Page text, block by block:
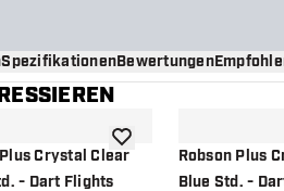
SpezifikationenBewertungen
Crystal Clear
- Dart Flights
Zur WunschlisteRobson Plus
Blue Std. -